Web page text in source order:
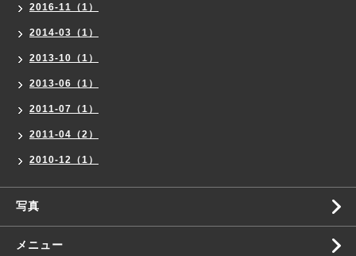
2016-11（1）
2014-03（1）
2013-10（1）
2013-06（1）
2011-07（1）
2011-04（2）
2010-12（1）
写真
メニュー